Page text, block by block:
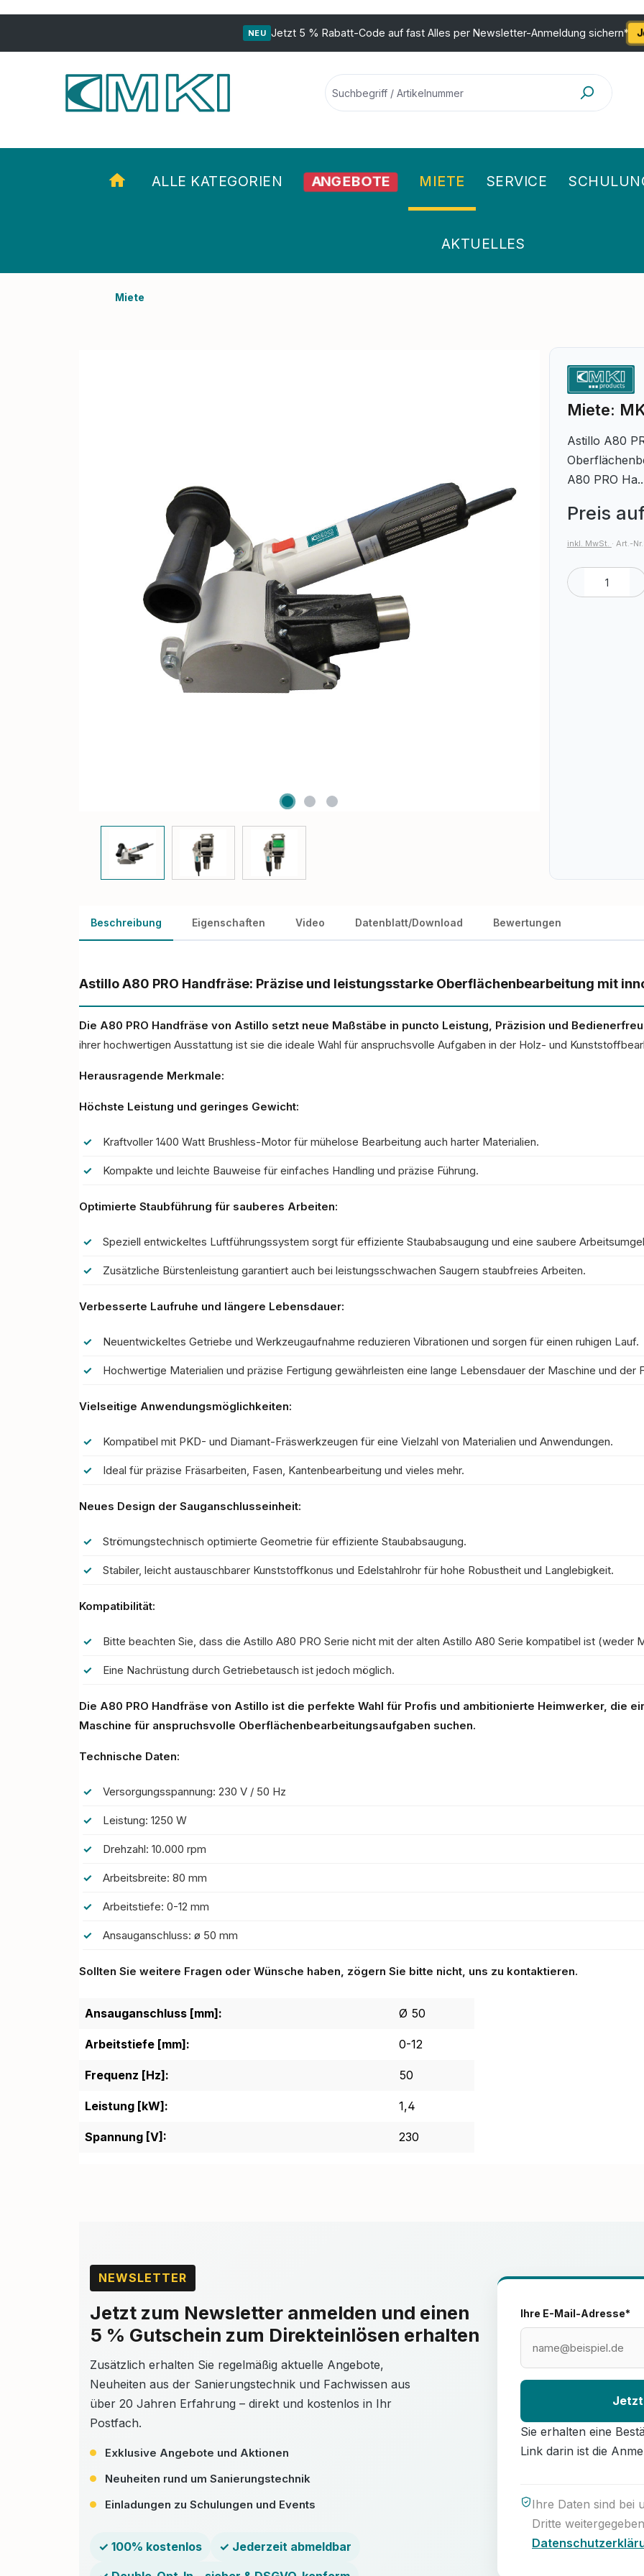
Suche springen Zur Hauptnavigation springen
NEU Jetzt 5 % Rabatt-Code auf fast Alles per Newsletter-Anmeldung sichern*
ALLE KATEGORIEN ANGEBOTE MIETE SERVICE
AKTUELLES
Miete
Miete:
Astillo A80
A80 PRO
Preis
inkl. MwSt. · Art.-
Produkt
Beschreibung Eigenschaften Video Datenblatt/Download Bewertungen
Astillo A80 PRO Handfräse: Präzise und leistungsstarke Oberflächenbearbeitung mit
Die A80 PRO Handfräse von Astillo setzt neue Maßstäbe in puncto Leistung, Präzision und
ihrer hochwertigen Ausstattung ist sie die ideale Wahl für anspruchsvolle Aufgaben in der Holz- und
Herausragende Merkmale:
Höchste Leistung und geringes Gewicht:
Kraftvoller 1400 Watt Brushless-Motor für mühelose Bearbeitung auch harter Materialien.
Kompakte und leichte Bauweise für einfaches Handling und präzise Führung.
Optimierte Staubführung für sauberes Arbeiten:
Speziell entwickeltes Luftführungssystem sorgt für effiziente Staubabsaugung und eine saubere
Zusätzliche Bürstenleistung garantiert auch bei leistungsschwachen Saugern staubfreies Arbeiten.
Verbesserte Laufruhe und längere Lebensdauer:
Neuentwickeltes Getriebe und Werkzeugaufnahme reduzieren Vibrationen und sorgen für einen ruhigen Lauf.
Hochwertige Materialien und präzise Fertigung gewährleisten eine lange Lebensdauer der Maschine und der
Vielseitige Anwendungsmöglichkeiten:
Kompatibel mit PKD- und Diamant-Fräswerkzeugen für eine Vielzahl von Materialien und Anwendungen.
Ideal für präzise Fräsarbeiten, Fasen, Kantenbearbeitung und vieles mehr.
Neues Design der Sauganschlusseinheit:
Strömungstechnisch optimierte Geometrie für effiziente Staubabsaugung.
Stabiler, leicht austauschbarer Kunststoffkonus und Edelstahlrohr für hohe Robustheit und Langlebigkeit.
Kompatibilität:
Bitte beachten Sie, dass die Astillo A80 PRO Serie nicht mit der alten Astillo A80 Serie kompatibel ist (weder
Eine Nachrüstung durch Getriebetausch ist jedoch möglich.
Die A80 PRO Handfräse von Astillo ist die perfekte Wahl für Profis und ambitionierte Heimwerker, die
Maschine für anspruchsvolle Oberflächenbearbeitungsaufgaben suchen.
Technische Daten:
Versorgungsspannung: 230 V / 50 Hz
Leistung: 1250 W
Drehzahl: 10.000 rpm
Arbeitsbreite: 80 mm
Arbeitstiefe: 0-12 mm
Ansauganschluss: ø 50 mm
Sollten Sie weitere Fragen oder Wünsche haben, zögern Sie bitte nicht, uns zu kontaktieren.
Ansauganschluss [mm]: Ø 50
Arbeitstiefe [mm]: 0-12
Frequenz [Hz]: 50
Leistung [kW]: 1,4
Spannung [V]: 230
NEWSLETTER
Jetzt zum Newsletter anmelden und einen
5 % Gutschein zum Direkteinlösen erhalten
Zusätzlich erhalten Sie regelmäßig aktuelle Angebote,
Neuheiten aus der Sanierungstechnik und Fachwissen aus
über 20 Jahren Erfahrung – direkt und kostenlos in Ihr
Postfach.
Exklusive Angebote und Aktionen
Neuheiten rund um Sanierungstechnik
Einladungen zu Schulungen und Events
✓ 100% kostenlos ✓ Jederzeit abmeldbar
Ihre E-Mail-Adresse*
Jetzt
Sie erhalten eine
Link darin ist die
Ihre Daten sind bei
Dritte